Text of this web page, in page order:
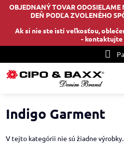
OBJEDNANÝ TOVAR ODOSIELAME
DEŇ PODĽA ZVOLENÉHO
Ak si nie ste istí veľkosťou,
- kontaktujte
Indigo Garment
V tejto kategórii nie sú žiadne výrobky.